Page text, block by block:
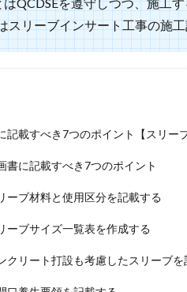
スリーブインサート工事の施
記載すべき7つのポイント【スリー
書に記載すべき7つのポイント
ーブ材料と使用区分を記載する
ーブサイズ一覧表を作成する
クリート打設も考慮したスリーブを